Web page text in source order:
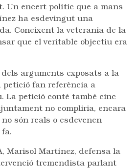
Un encert polític que a mans
ha esdevingut una
Coneixent la veterania de la
que el veritable objectiu era
dels arguments exposats a la
petició fan referència a
La petició conté també cinc
no compliria, encara
són reals o esdevenen
fa.
Marisol Martínez, defensa la
tremendista parlant